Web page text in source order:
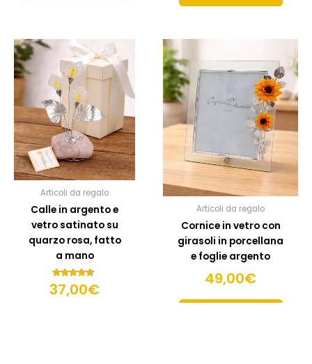
Articoli da regalo
Calle in argento e
vetro satinato su
quarzo rosa, fatto
a mano
Valutato
4.50
su 5
37,00€
Articoli da regalo
Cornice in vetro con
girasoli in porcellana
e foglie argento
49,00€